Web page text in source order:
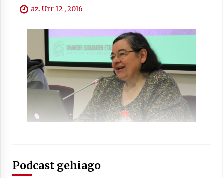
Arrosaren laburpen bideoa Hamaika
Telebistaren eskutik
2021/06/30
az. Urr 12 , 2016
Podcast gehiago